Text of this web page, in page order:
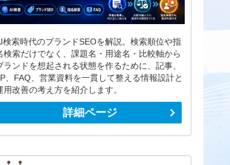
検索時代のブランドSEOを解説。検索順位や指
検索だけでなく、課題名・用途名・比較軸から
ランドを想起される状態を作るために、記事、
、FAQ、営業資料を一貫して整える情報設計と
用改善の考え方を紹介します。
詳細ページ